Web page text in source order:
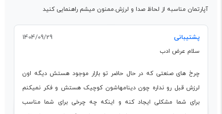
آپارتمان مناسبه از لحاظ صدا و لرزش.ممنون میشم راهنمایی کنید
پشتیبانی 1404/09/29
سلام عرض ادب
چرخ های صنعتی که در حال حاضر تو بازار موجود هستش دیگه اون
لرزش قبل رو نداره چون دینامهاشون کوچیک هستش و فکر نمیکنم
برای شما مشکلی ایجاد کنه و اینکه چه چرخی برای شما مناسب